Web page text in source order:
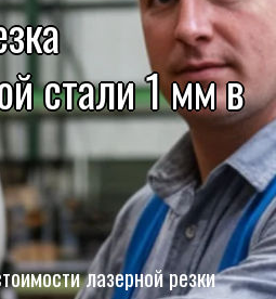
стали 1 мм в
лазерной резки